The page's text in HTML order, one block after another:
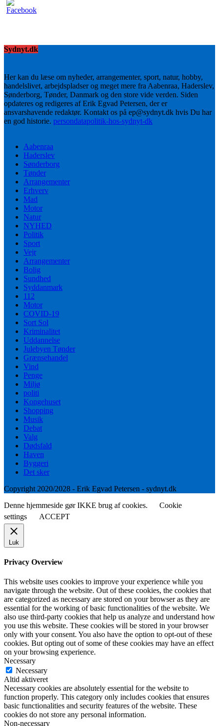
Sydnyt.dk
Her kan du læse om nyheder, arrangementer, sport, natur, hobby,
handelslivet, arbejdspladser og meget mere fra Aabenraa, Haderslev,
Sønderborg, Tønder, Danmark og den store vide verden. Siden
opdateres og redigeres af Erik Egvad Petersen, der er
ansvarshavende redaktør. Kontakt os på ep@sydnyt.dk hvis Du har
en god historie. persondatapolitik-hos-sydnyt-dk
Aabenraa
Haderslev
Sønderborg
Tønder
Arrangementer
Erhverv
Mad
Motor
Natur
NYHED
Politik
Sport
Vejr
Arrangementer
Bolig
Sundhed
Syddanmark
112
Motor
COVID-19
Sort Sol
Kriminalitet
Uddannelse
Julebyen Tønder
Grænsehandel
Vind
Penge
Miljø
politi
Kongehuset
Shopping
Musik
Debat
Valg
Dødsfald
Haven
Byggeri
Det sker
Copyright 2020/2028 - Erik Egvad Petersen - sydnyt.dk
Denne hjemmeside gør IKKE brug af cookies.
Cookie
settings
ACCEPT
Luk
Privacy Overview
This website uses cookies to improve your experience while you
navigate through the website. Out of these cookies, the cookies that
are categorized as necessary are stored on your browser as they are
essential for the working of basic functionalities of the website. We
also use third-party cookies that help us analyze and understand how
you use this website. These cookies will be stored in your browser
only with your consent. You also have the option to opt-out of these
cookies. But opting out of some of these cookies may have an effect
on your browsing experience.
Necessary
Necessary
Altid aktiveret
Necessary cookies are absolutely essential for the website to
function properly. This category only includes cookies that ensures
basic functionalities and security features of the website. These
cookies do not store any personal information.
Non-necessary